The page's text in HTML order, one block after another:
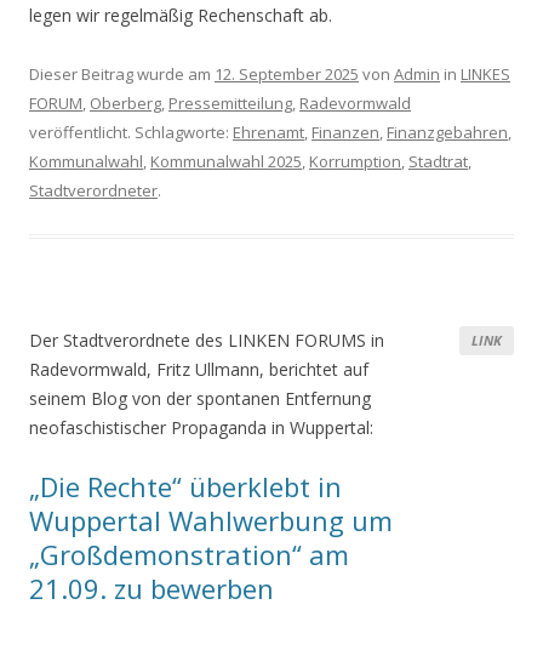
legen wir regelmäßig Rechenschaft ab.
Dieser Beitrag wurde am 12. September 2025 von Admin in LINKES
FORUM, Oberberg, Pressemitteilung, Radevormwald
veröffentlicht. Schlagworte: Ehrenamt, Finanzen, Finanzgebahren,
Kommunalwahl, Kommunalwahl 2025, Korrumption, Stadtrat,
Stadtverordneter.
LINK
Der Stadtverordnete des LINKEN FORUMS in
Radevormwald, Fritz Ullmann, berichtet auf
seinem Blog von der spontanen Entfernung
neofaschistischer Propaganda in Wuppertal:
„Die Rechte“ überklebt in
Wuppertal Wahlwerbung um
„Großdemonstration“ am
21.09. zu bewerben